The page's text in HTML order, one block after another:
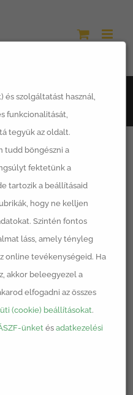
szolgáltatást használ,
funkcionalitását,
tegyük az oldalt.
tudd böngészni a
fektetünk a
tartozik a beállításaid
hogy ne kelljen
Szintén fontos
láss, amely tényleg
online tevékenységeid. Ha
akkor beleegyezel a
elfogadni az összes
(cookie) beállításokat.
ünketésadatkezelési
Magaságyások